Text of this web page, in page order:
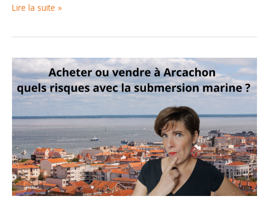
Obligation
La
Teste-
de-
Buch
règles,
risques
et
conseils
2025
Lire la suite »